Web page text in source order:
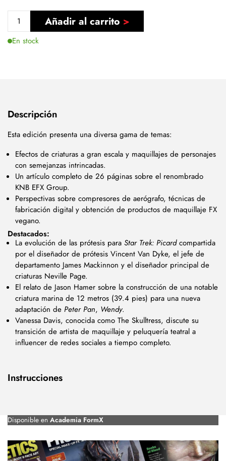
Añadir al carrito
En stock
Descripción
Esta edición presenta una diversa gama de temas:
Efectos de criaturas a gran escala y maquillajes de personajes
con semejanzas intrincadas.
Un artículo completo de 26 páginas sobre el renombrado
KNB EFX Group.
Perspectivas sobre compresores de aerógrafo, técnicas de
fabricación digital y obtención de productos de maquillaje FX
vegano.
Destacados:
La evolución de las prótesis para Star Trek: Picardcompartida
por el diseñador de prótesis Vincent Van Dyke, el jefe de
departamento James Mackinnon y el diseñador principal de
criaturas Neville Page.
El relato de Jason Hamer sobre la construcción de una notable
criatura marina de 12 metros (39.4 pies) para una nueva
adaptación de Peter Pan, Wendy.
Vanessa Davis, conocida como The Skulltress, discute su
transición de artista de maquillaje y peluquería teatral a
influencer de redes sociales a tiempo completo.
Instrucciones
Disponible en Academia FormX